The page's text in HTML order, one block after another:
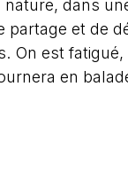
dans
partage et de
On est
en